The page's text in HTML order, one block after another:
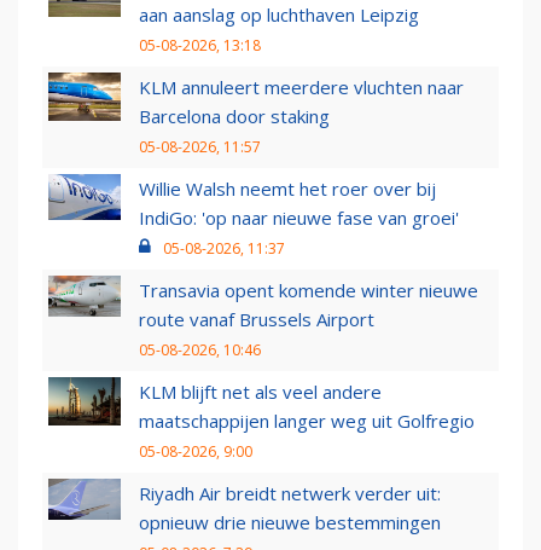
aan aanslag op luchthaven Leipzig
05-08-2026, 13:18
KLM annuleert meerdere vluchten naar
Barcelona door staking
05-08-2026, 11:57
Willie Walsh neemt het roer over bij
IndiGo: 'op naar nieuwe fase van groei'
05-08-2026, 11:37
Transavia opent komende winter nieuwe
route vanaf Brussels Airport
05-08-2026, 10:46
KLM blijft net als veel andere
maatschappijen langer weg uit Golfregio
05-08-2026, 9:00
Riyadh Air breidt netwerk verder uit:
opnieuw drie nieuwe bestemmingen